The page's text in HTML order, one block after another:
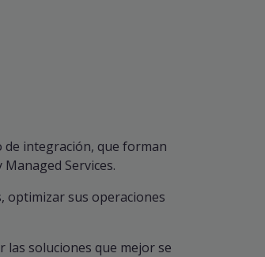
de integración, que forman
Services.
optimizar sus operaciones
las soluciones que mejor se